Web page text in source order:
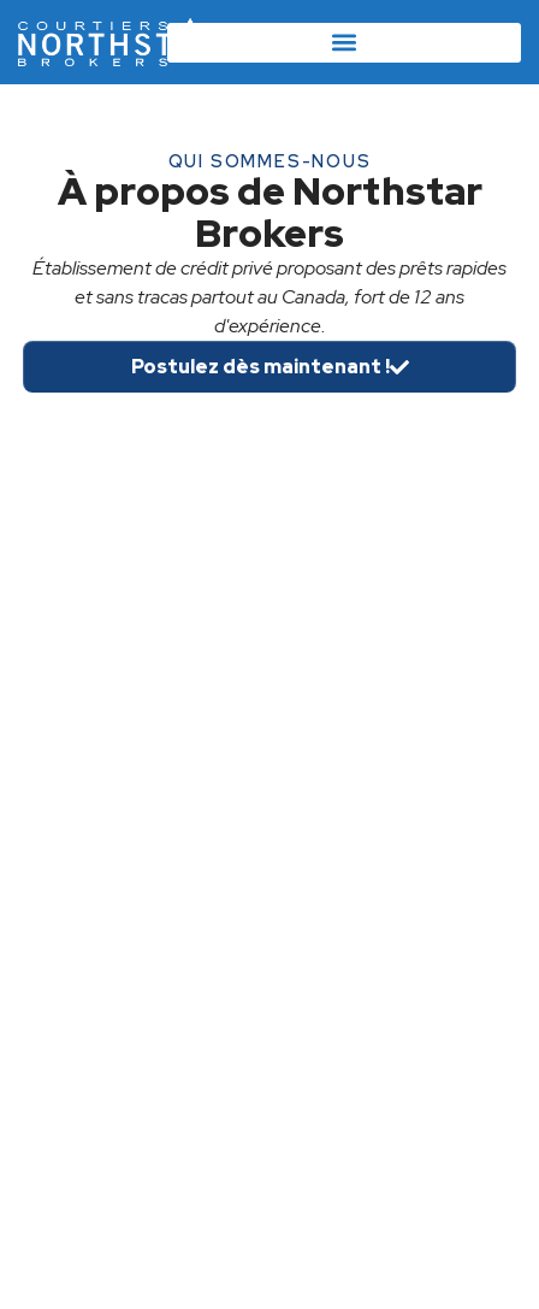
QUI SOMMES-NOUS
À propos de Northstar
Brokers
Établissement de crédit privé proposant des prêts rapides
et sans tracas partout au Canada, fort de 12 ans
d'expérience.
Postulez dès maintenant !